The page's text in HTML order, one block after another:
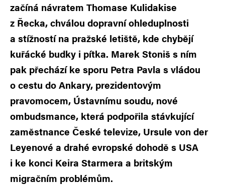
začíná návratem Thomase Kulidakise
z Řecka, chválou dopravní ohleduplnosti
a stížností na pražské letiště, kde chybějí
kuřácké budky i pítka. Marek Stoniš s ním
pak přechází ke sporu Petra Pavla s vládou
o cestu do Ankary, prezidentovým
pravomocem, Ústavnímu soudu, nové
ombudsmance, která podpořila stávkující
zaměstnance České televize, Ursule von der
Leyenové a drahé evropské dohodě s USA
i ke konci Keira Starmera a britským
migračním problémům.